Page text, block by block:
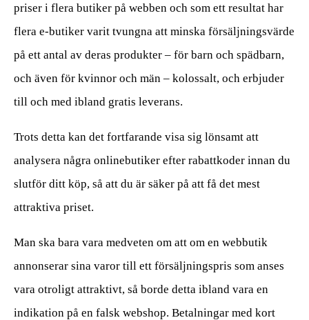
priser i flera butiker på webben och som ett resultat har
flera e-butiker varit tvungna att minska försäljningsvärde
på ett antal av deras produkter – för barn och spädbarn,
och även för kvinnor och män – kolossalt, och erbjuder
till och med ibland gratis leverans.
Trots detta kan det fortfarande visa sig lönsamt att
analysera några onlinebutiker efter rabattkoder innan du
slutför ditt köp, så att du är säker på att få det mest
attraktiva priset.
Man ska bara vara medveten om att om en webbutik
annonserar sina varor till ett försäljningspris som anses
vara otroligt attraktivt, så borde detta ibland vara en
indikation på en falsk webshop. Betalningar med kort